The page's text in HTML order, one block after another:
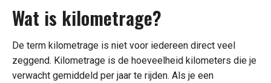
Wat is kilometrage?
De term kilometrage is niet voor iedereen direct veel
zeggend. Kilometrage is de hoeveelheid kilometers die je
verwacht gemiddeld per jaar te rijden. Als je een